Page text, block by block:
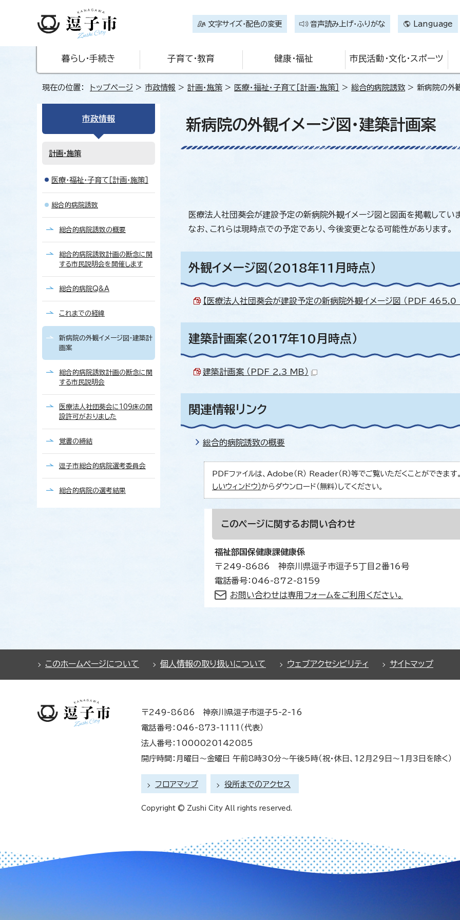
文字サイズ・配色の変更 音声読み上げ・ふりがな Language
暮らし・手続き 子育て・教育 健康・福祉 市民活動・文化・スポーツ
現在の位置： トップページ > 市政情報 > 計画・施策 > 医療・福祉・子育て［計画・施策］ > 総合的病院誘致> 新病院の外観
新病院の外観イメージ図・建築計画案
医療法人社団葵会が建設予定の新病院外観イメージ図と図面を掲載してい
なお、これらは現時点での予定であり、今後変更となる可能性があります。
外観イメージ図（2018年11月時点）
【医療法人社団葵会が建設予定の新病院外観イメージ図 （PDF 465.0
建築計画案（2017年10月時点）
建築計画案 （PDF 2.3 MB）
関連情報リンク
総合的病院誘致の概要
PDFファイルは、Adobe（R） Reader（R）等でご覧いただくことができま
しいウィンドウ）からダウンロード（無料）してください。
このページに関するお問い合わせ
福祉部国保健康課健康係
〒249-8686 神奈川県逗子市逗子5丁目2番16号
電話番号：046-872-8159
お問い合わせは専用フォームをご利用ください。
市政情報
計画・施策
医療・福祉・子育て［計画・施策］
総合的病院誘致
総合的病院誘致の概要
総合的病院誘致計画の断念に関
する市民説明会を開催します
総合的病院Q&A
これまでの経緯
新病院の外観イメージ図・建築計
画案
総合的病院誘致計画の断念に関
する市民説明会
医療法人社団葵会に109床の開
設許可がおりました
覚書の締結
逗子市総合的病院選考委員会
総合的病院の選考結果
このホームページについて 個人情報の取り扱いについて ウェブアクセシビリティ サイトマップ
〒249-8686 神奈川県逗子市逗子5-2-16
電話番号：046-873-1111（代表）
法人番号：1000020142085
開庁時間：月曜日～金曜日 午前8時30分～午後5時（祝・休日、12月29日～1月3日を除く）
フロアマップ 役所までのアクセス
Copyright © Zushi City All rights reserved.